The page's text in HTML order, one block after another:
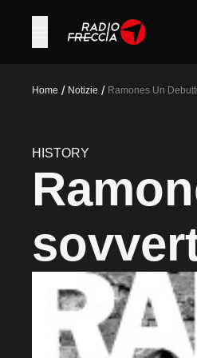
Home / Notizie / Ramones Un
HISTORY